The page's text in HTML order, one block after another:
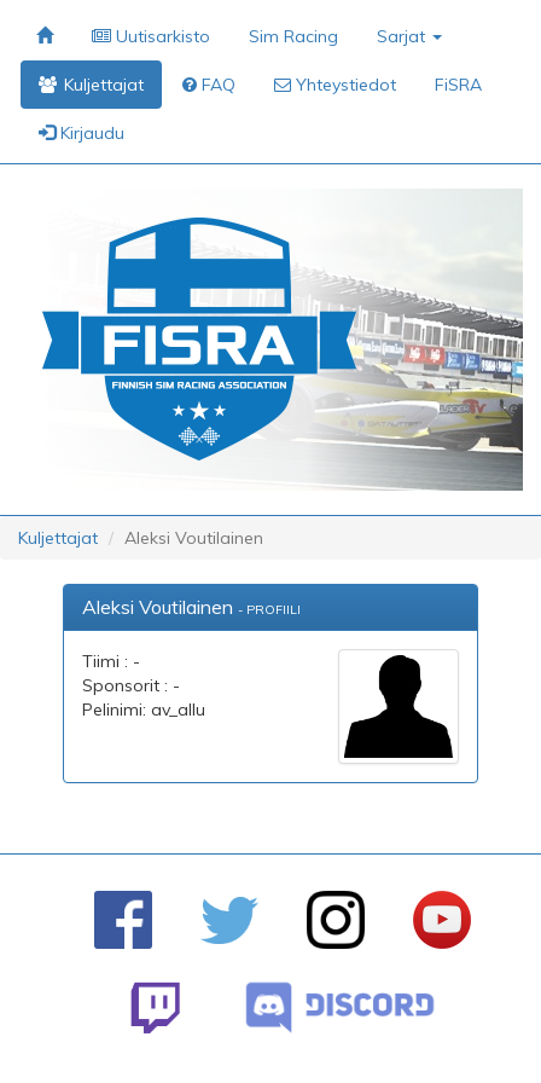
Uutisarkisto Sim Racing Sarjat
Kuljettajat FAQ Yhteystiedot FiSRA
Kirjaudu
Kuljettajat Aleksi Voutilainen
Aleksi Voutilainen - PROFIILI
Tiimi : -
Sponsorit : -
Pelinimi: av_allu